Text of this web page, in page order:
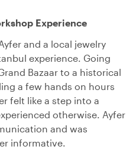
Experience
and a local jewelry
experience. Going
Bazaar to a historical
a few hands on hours
felt like a step into a
otherwise. Ayfer
and was
informative.